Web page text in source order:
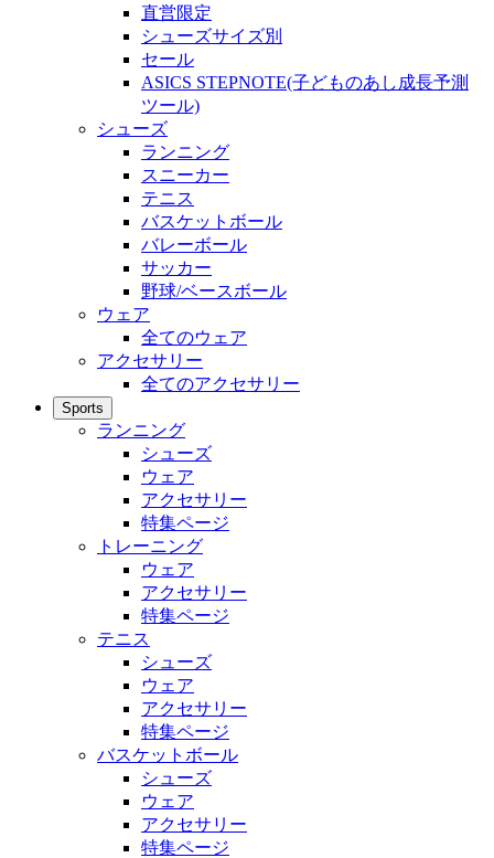
直営限定
シューズサイズ別
セール
ASICS STEPNOTE(子どものあし成長予測
ツール)
シューズ
ランニング
スニーカー
テニス
バスケットボール
バレーボール
サッカー
野球/ベースボール
ウェア
全てのウェア
アクセサリー
全てのアクセサリー
Sports
ランニング
シューズ
ウェア
アクセサリー
特集ページ
トレーニング
ウェア
アクセサリー
特集ページ
テニス
シューズ
ウェア
アクセサリー
特集ページ
バスケットボール
シューズ
ウェア
アクセサリー
特集ページ